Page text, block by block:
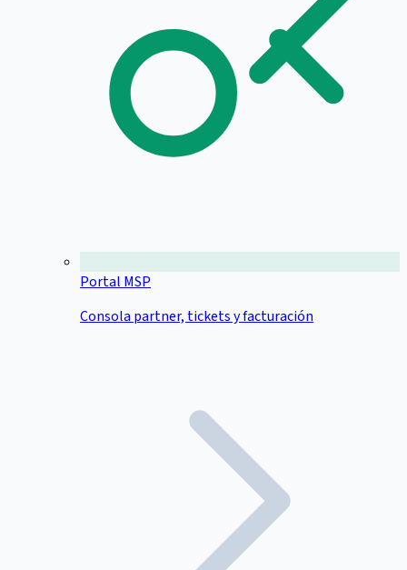
Portal MSP
Consola partner, tickets y facturación